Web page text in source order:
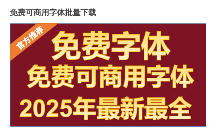
免费可商用字体批量下载